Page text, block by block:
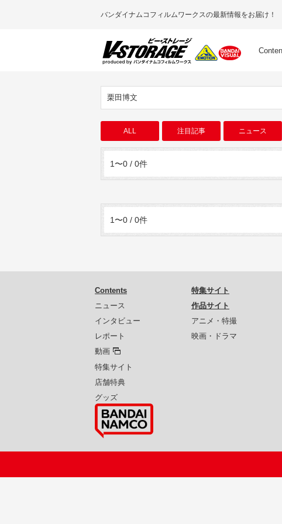
バンダイナムコフィルムワークスの最新情報をお届け！
栗田博文
ALL 注目記事 ニュース
1〜0 / 0件
1〜0 / 0件
Contents
ニュース
インタビュー
レポート
動画
特集サイト
店舗特典
グッズ
特集サイト
作品サイト
アニメ・特撮
映画・ドラマ